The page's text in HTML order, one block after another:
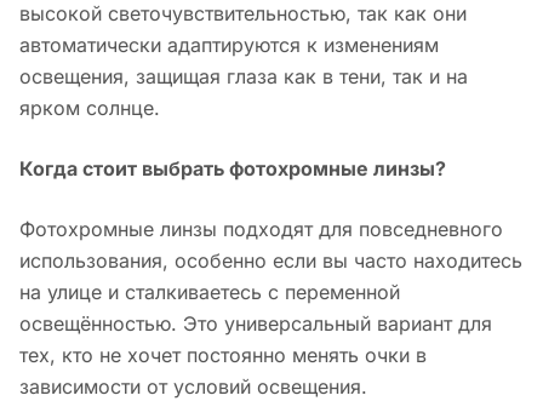
высокой светочувствительностью, так как они
автоматически адаптируются к изменениям
освещения, защищая глаза как в тени, так и на
ярком солнце.
Когда стоит выбрать фотохромные линзы?
Фотохромные линзы подходят для повседневного
использования, особенно если вы часто находитесь
на улице и сталкиваетесь с переменной
освещённостью. Это универсальный вариант для
тех, кто не хочет постоянно менять очки в
зависимости от условий освещения.